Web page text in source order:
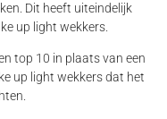
Dit heeft uiteindelijk
up light wekkers.
top 10 in plaats van een
up light wekkers dat het